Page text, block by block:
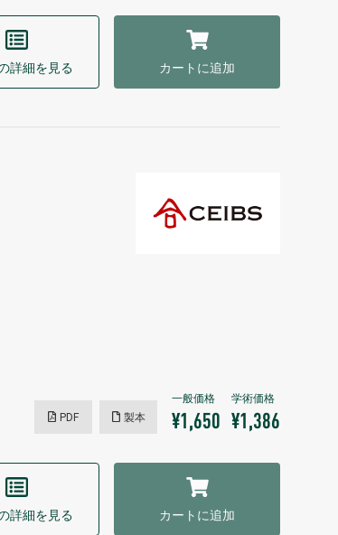
詳細を見る カートに追加
PDF 製本 ¥1,650 ¥1,386
詳細を見る カートに追加